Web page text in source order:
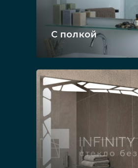
С полкой